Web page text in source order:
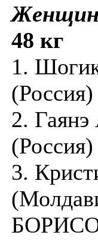
48 кг
1.
(Россия)
2.
(Россия)
3.